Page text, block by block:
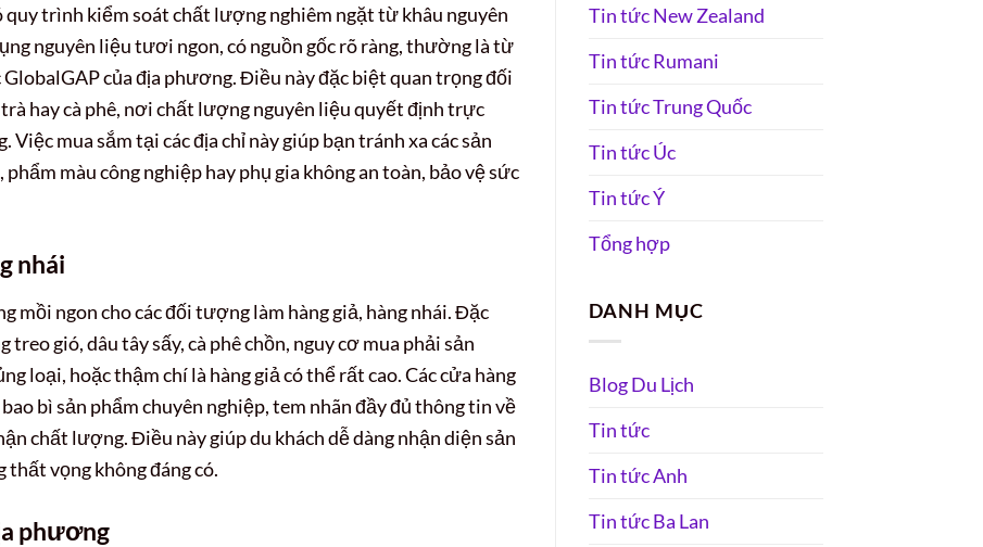
quy trình kiểm soát chất lượng nghiêm ngặt từ khâu nguyên
nguyên liệu tươi ngon, có nguồn gốc rõ ràng, thường là từ
của địa phương. Điều này đặc biệt quan trọng đối
hay cà phê, nơi chất lượng nguyên liệu quyết định trực
mua sắm tại các địa chỉ này giúp bạn tránh xa các sản
màu công nghiệp hay phụ gia không an toàn, bảo vệ sức
nhái
mồi ngon cho các đối tượng làm hàng giả, hàng nhái. Đặc
gió, dâu tây sấy, cà phê chồn, nguy cơ mua phải sản
loại, hoặc thậm chí là hàng giả có thể rất cao. Các cửa hàng
bì sản phẩm chuyên nghiệp, tem nhãn đầy đủ thông tin về
chất lượng. Điều này giúp du khách dễ dàng nhận diện sản
vọng không đáng có.
phương
Tin tức New Zealand
Tin tức Rumani
Tin tức Trung Quốc
Tin tức Úc
Tin tức Ý
Tổng hợp
DANH MỤC
Blog Du Lịch
Tin tức
Tin tức Anh
Tin tức Ba Lan